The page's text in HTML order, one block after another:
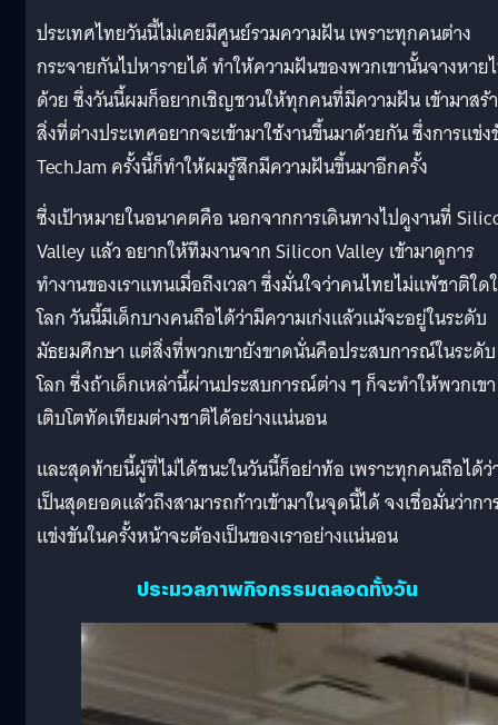
ประเทศไทยวันนี้ไม่เคยมีศูนย์รวมความฝัน เพราะทุกคนต่าง
กระจายกันไปหารายได้ ทำให้ความฝันของพวกเขานั้นจางหาย
ด้วย ซึ่งวันนี้ผมก็อยากเชิญชวนให้ทุกคนที่มีความฝัน เข้ามาสร้
สิ่งที่ต่างประเทศอยากจะเข้ามาใช้งานขึ้นมาด้วยกัน ซึ่งการแข่
TechJam ครั้งนี้ก็ทำให้ผมรู้สึกมีความฝันขึ้นมาอีกครั้ง
ซึ่งเป้าหมายในอนาคตคือ นอกจากการเดินทางไปดูงานที่
Valley แล้ว อยากให้ทีมงานจาก Silicon Valley เข้ามาดูการ
ทำงานของเราแทนเมื่อถึงเวลา ซึ่งมั่นใจว่าคนไทยไม่แพ้ชาติใด
โลก วันนี้มีเด็กบางคนถือได้ว่ามีความเก่งแล้วแม้จะอยู่ในระดับ
มัธยมศึกษา แต่สิ่งที่พวกเขายังขาดนั่นคือประสบการณ์ในระดับ
โลก ซึ่งถ้าเด็กเหล่านี้ผ่านประสบการณ์ต่าง ๆ ก็จะทำให้พวกเขา
เติบโตทัดเทียมต่างชาติได้อย่างแน่นอน
และสุดท้ายนี้ผู้ที่ไม่ได้ชนะในวันนี้ก็อย่าท้อ เพราะทุกคนถือได้ว่
เป็นสุดยอดแล้วถึงสามารถก้าวเข้ามาในจุดนี้ได้ จงเชื่อมั่นว่ากา
แข่งขันในครั้งหน้าจะต้องเป็นของเราอย่างแน่นอน
ประมวลภาพกิจกรรมตลอดทั้งวัน